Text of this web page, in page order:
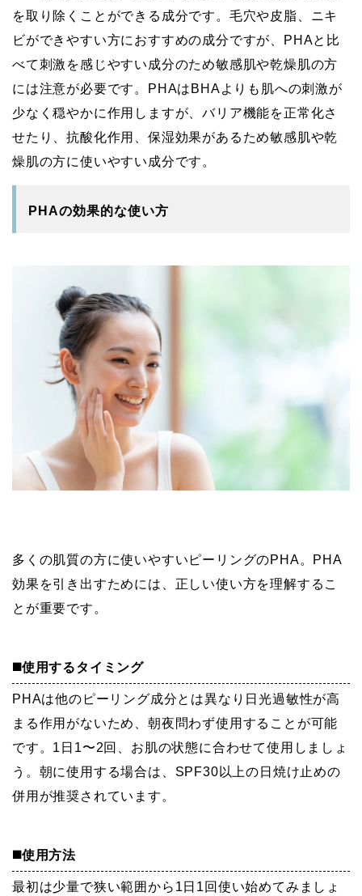
を取り除くことができる成分です。毛穴や皮脂、ニキ
ビができやすい方におすすめの成分ですが、PHAと比
べて刺激を感じやすい成分のため敏感肌や乾燥肌の方
には注意が必要です。PHAはBHAよりも肌への刺激が
少なく穏やかに作用しますが、バリア機能を正常化さ
せたり、抗酸化作用、保湿効果があるため敏感肌や乾
燥肌の方に使いやすい成分です。
PHAの効果的な使い方
多くの肌質の方に使いやすいピーリングのPHA。PHA
効果を引き出すためには、正しい使い方を理解するこ
とが重要です。
◼️使用するタイミング
PHAは他のピーリング成分とは異なり日光過敏性が高
まる作用がないため、朝夜問わず使用することが可能
です。1日1〜2回、お肌の状態に合わせて使用しましょ
う。朝に使用する場合は、SPF30以上の日焼け止めの
併用が推奨されています。
◼️使用方法
最初は少量で狭い範囲から1日1回使い始めてみましょ